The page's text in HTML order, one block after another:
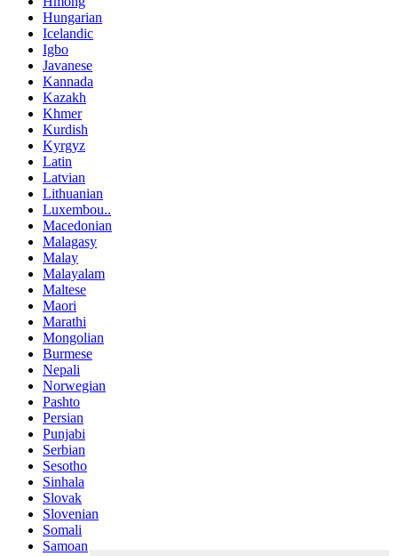
Hungarian
Icelandic
Igbo
Javanese
Kannada
Kazakh
Khmer
Kurdish
Kyrgyz
Latin
Latvian
Lithuanian
Luxembou..
Macedonian
Malagasy
Malay
Malayalam
Maltese
Maori
Marathi
Mongolian
Burmese
Nepali
Norwegian
Pashto
Persian
Punjabi
Serbian
Sesotho
Sinhala
Slovak
Slovenian
Somali
Samoan